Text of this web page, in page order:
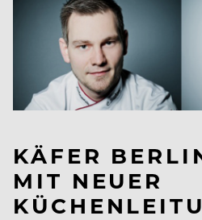
KÄFER
MIT NEUER